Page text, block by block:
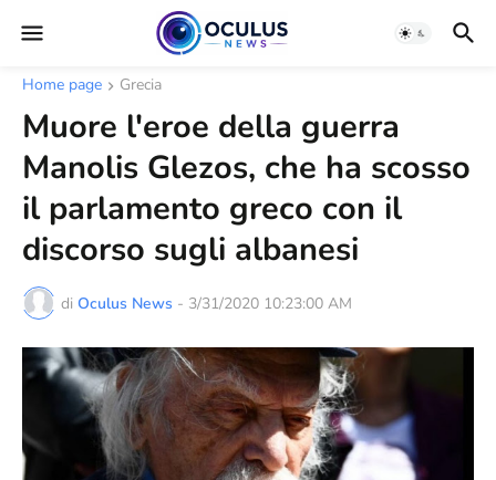
Home page Grecia
Muore l'eroe della guerra
Manolis Glezos, che ha scosso
il parlamento greco con il
discorso sugli albanesi
di Oculus News - 3/31/2020 10:23:00 AM